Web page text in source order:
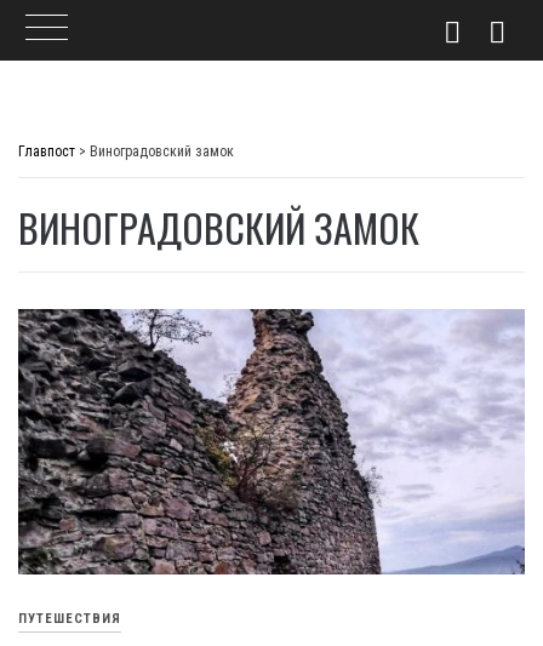
Главпост > Виноградовский замок
ВИНОГРАДОВСКИЙ ЗАМОК
ПУТЕШЕСТВИЯ